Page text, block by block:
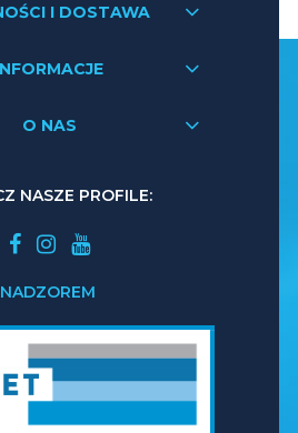
I DOSTAWA
O NAS
NASZE PROFILE: